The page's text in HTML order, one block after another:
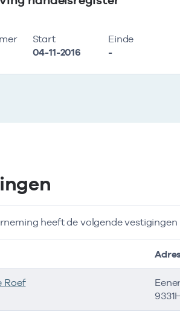
Start
04-11-2016
Einde
-
heeft de volgende vestigingen
Roef